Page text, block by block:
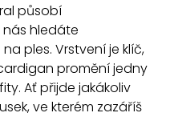
působí
nás hledáte
ples. Vrstvení je klíč,
promění jedny
Ať přijde jakákoliv
ve kterém zazáříš